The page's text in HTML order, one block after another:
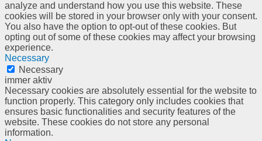
analyze and understand how you use this website. These
cookies will be stored in your browser only with your consent.
You also have the option to opt-out of these cookies. But
opting out of some of these cookies may affect your browsing
experience.
Necessary
Necessary
immer aktiv
Necessary cookies are absolutely essential for the website to
function properly. This category only includes cookies that
ensures basic functionalities and security features of the
website. These cookies do not store any personal
information.